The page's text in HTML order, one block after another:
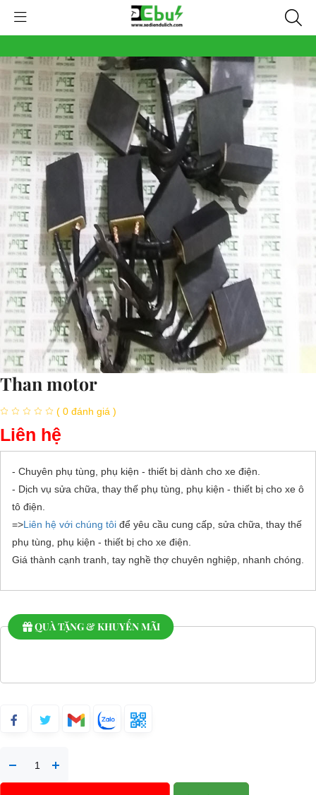
Than motor
( 0 đánh giá )
Liên hệ
- Chuyên phụ tùng, phụ kiện - thiết bị dành cho xe điện.
- Dịch vụ sửa chữa, thay thế phụ tùng, phụ kiện - thiết bị cho xe ô
tô điện.
=>Liên hệ với chúng tôi để yêu cầu cung cấp, sửa chữa, thay thế
phụ tùng, phụ kiện - thiết bị cho xe điện.
Giá thành cạnh tranh, tay nghề thợ chuyên nghiệp, nhanh chóng.
QUÀ TẶNG & KHUYẾN MÃI